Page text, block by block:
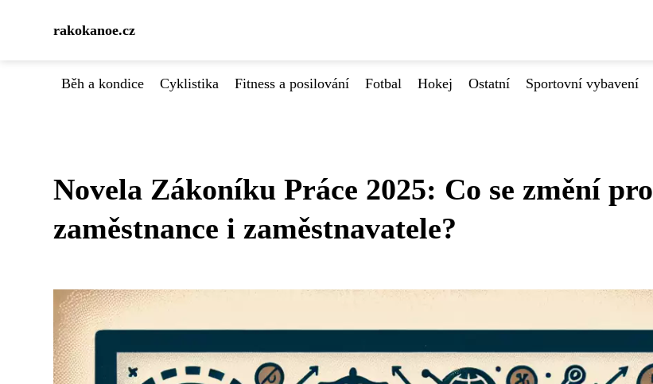
rakokanoe.cz
Běh a kondice Cyklistika Fitness a posilování Fotbal Hokej Ostatní Sportovní vybavení
Novela Zákoníku Práce 2025: Co se změní pro
zaměstnance i zaměstnavatele?